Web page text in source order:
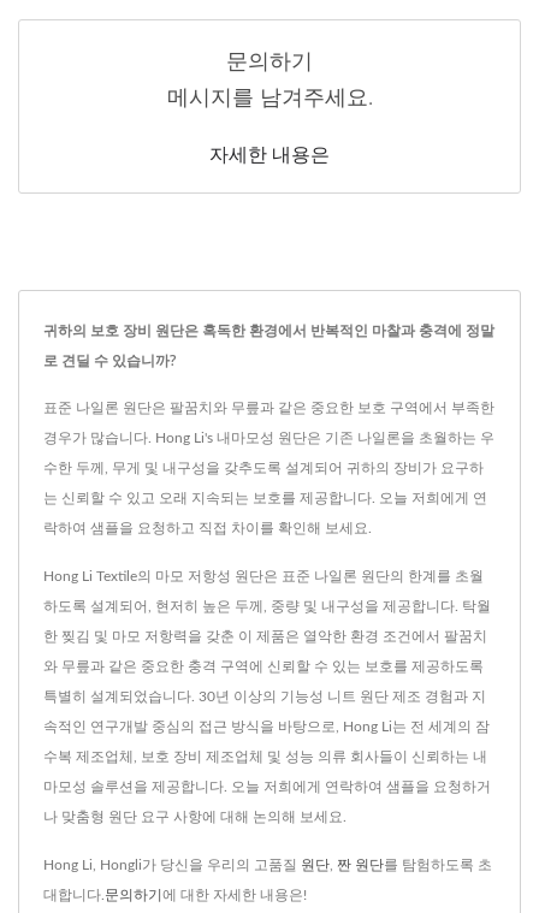
문의하기
메시지를 남겨주세요.
자세한 내용은
귀하의 보호 장비 원단은 혹독한 환경에서 반복적인 마찰과 충격에 정말
로 견딜 수 있습니까?
표준 나일론 원단은 팔꿈치와 무릎과 같은 중요한 보호 구역에서 부족한
경우가 많습니다. Hong Li's 내마모성 원단은 기존 나일론을 초월하는 우
수한 두께, 무게 및 내구성을 갖추도록 설계되어 귀하의 장비가 요구하
는 신뢰할 수 있고 오래 지속되는 보호를 제공합니다. 오늘 저희에게 연
락하여 샘플을 요청하고 직접 차이를 확인해 보세요.
Hong Li Textile의 마모 저항성 원단은 표준 나일론 원단의 한계를 초월
하도록 설계되어, 현저히 높은 두께, 중량 및 내구성을 제공합니다. 탁월
한 찢김 및 마모 저항력을 갖춘 이 제품은 열악한 환경 조건에서 팔꿈치
와 무릎과 같은 중요한 충격 구역에 신뢰할 수 있는 보호를 제공하도록
특별히 설계되었습니다. 30년 이상의 기능성 니트 원단 제조 경험과 지
속적인 연구개발 중심의 접근 방식을 바탕으로, Hong Li는 전 세계의 잠
수복 제조업체, 보호 장비 제조업체 및 성능 의류 회사들이 신뢰하는 내
마모성 솔루션을 제공합니다. 오늘 저희에게 연락하여 샘플을 요청하거
나 맞춤형 원단 요구 사항에 대해 논의해 보세요.
Hong Li, Hongli가 당신을 우리의 고품질 원단 짠 원단를 탐험하도록 초
대합니다. 문의하기 에 대한 자세한 내용은!